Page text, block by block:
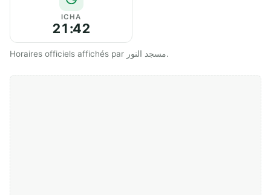
ICHA
21:42
Horaires officiels affichés par مسجد النور.